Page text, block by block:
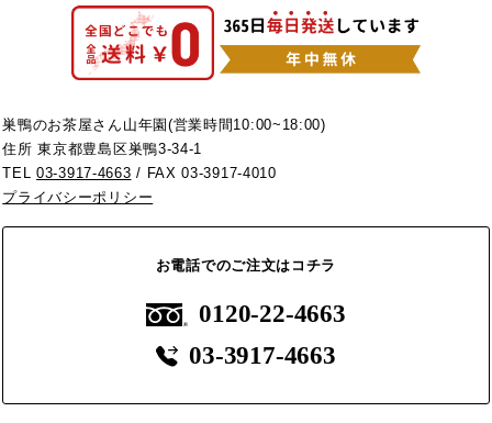
巣鴨のお茶屋さん山年園(営業時間10:00~18:00)
住所 東京都豊島区巣鴨3-34-1
TEL03-3917-4663 / FAX 03-3917-4010
プライバシーポリシー
お電話でのご注文はコチラ
0120-22-4663
03-3917-4663